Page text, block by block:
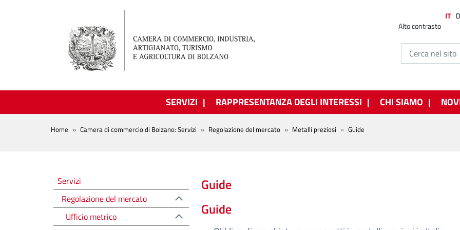
Alto contrasto
IT
SERVIZI RAPPRESENTANZA DEGLI INTERESSI CHI SIAMO
BREADCRUMB
Home Camera di commercio di Bolzano: Servizi Regolazione del mercato Metalli preziosi Guide
Guide
Guide
Regolazione del mercato
Servizi
Regolazione del mercato
Ufficio metrico